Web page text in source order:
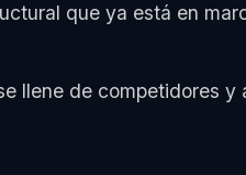
que ya está en
llene de competidores